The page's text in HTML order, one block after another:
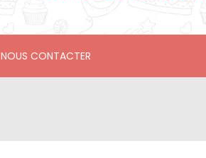
NOUS CONTACTER